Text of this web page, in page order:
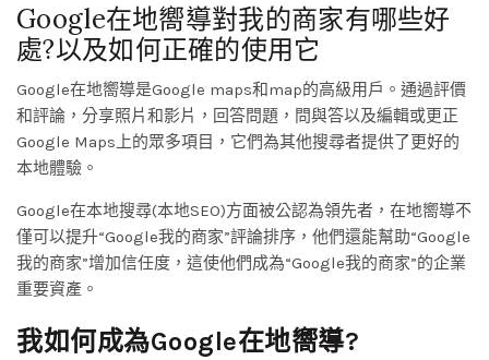
Google在地嚮導對我的商家有哪些好
處?以及如何正確的使用它
Google在地嚮導是Google maps和map的高級用戶。通過評價
和評論，分享照片和影片，回答問題，問與答以及編輯或更正
Google Maps上的眾多項目，它們為其他搜尋者提供了更好的
本地體驗。
Google在本地搜尋(本地SEO)方面被公認為領先者，在地嚮導不
僅可以提升“Google我的商家”評論排序，他們還能幫助“Google
我的商家”增加信任度，這使他們成為“Google我的商家”的企業
重要資產。
我如何成為Google在地嚮導?